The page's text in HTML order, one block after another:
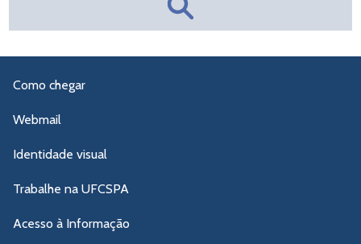
Como chegar
Webmail
Identidade visual
Trabalhe na UFCSPA
Acesso à Informação